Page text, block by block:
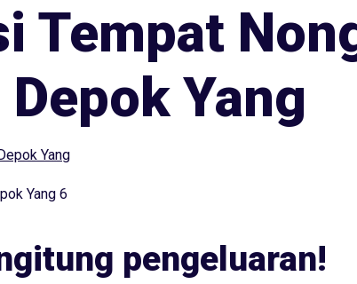
Tempat
Yang
Yang 6
pengeluaran!